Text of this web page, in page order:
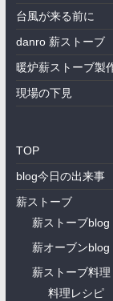
台風が来る前に
danro 薪ストーブ
暖炉薪ストーブ製
現場の下見
TOP
blog今日の出来事
薪ストーブ
薪ストーブblog
薪オーブンblog
薪ストーブ料理
料理レシピ